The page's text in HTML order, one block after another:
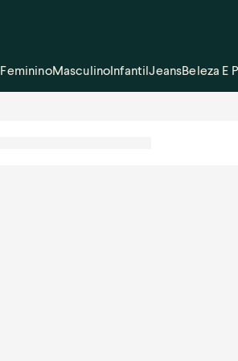
FemininoMasculinoInfantilJeansBeleza E